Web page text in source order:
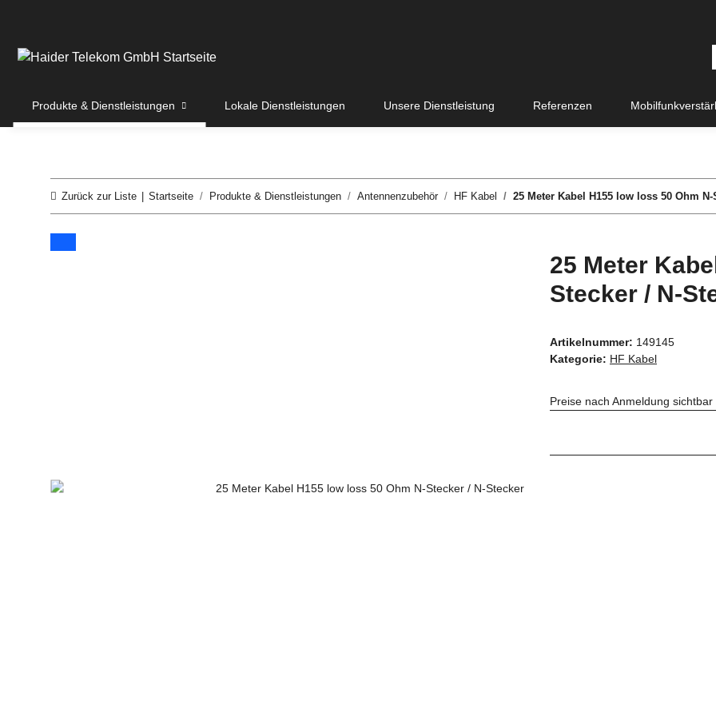
Produkte & Dienstleistungen Lokale Dienstleistungen Unsere Dienstleistung Referenzen
Zurück zur Liste Startseite Produkte & Dienstleistungen Antennenzubehör HF Kabel 25 Meter Kabel H155 low loss 50 Ohm
25 Meter
Stecker / N-
Artikelnummer: 149145
Kategorie: HF Kabel
Preise nach Anmeldung sichtbar